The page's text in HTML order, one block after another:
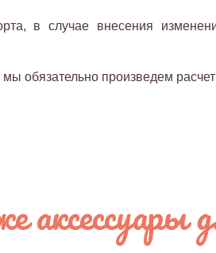
в случае внесения
обязательно произведем расчет
аксессуары